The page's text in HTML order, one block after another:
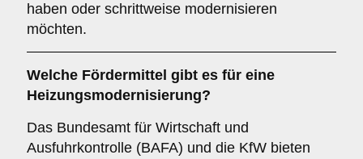
haben oder schrittweise modernisieren
möchten.
Welche Fördermittel gibt es für eine
Heizungsmodernisierung?
Das Bundesamt für Wirtschaft und
Ausfuhrkontrolle (BAFA) und die KfW bieten